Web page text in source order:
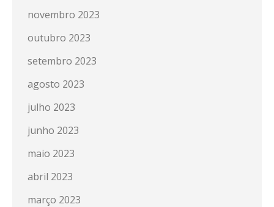
novembro 2023
outubro 2023
setembro 2023
agosto 2023
julho 2023
junho 2023
maio 2023
abril 2023
março 2023